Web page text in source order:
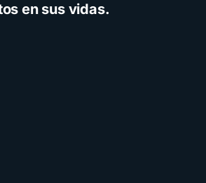
en sus vidas.